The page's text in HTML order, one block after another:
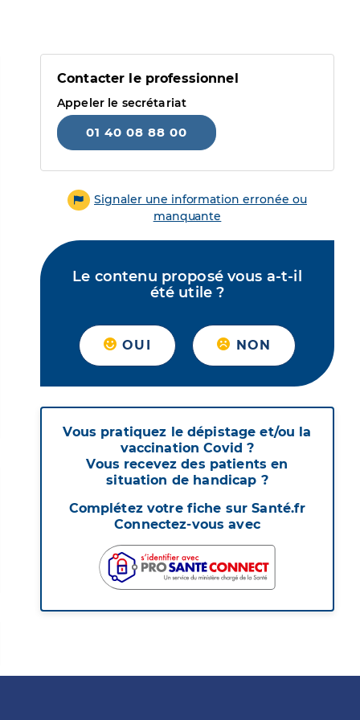
Contacter le professionnel
Appeler le secrétariat
01 40 08 88 00
Signaler une information erronée ou
manquante
Le contenu proposé vous a-t-il
été utile ?
OUI NON
Vous pratiquez le dépistage et/ou la
vaccination Covid ?
Vous recevez des patients en
situation de handicap ?
Complétez votre fiche sur Santé.fr
Connectez-vous avec